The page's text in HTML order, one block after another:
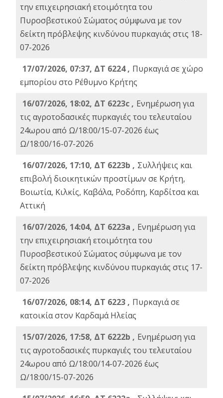
την επιχειρησιακή ετοιμότητα του
Πυροσβεστικού Σώματος σύμφωνα με τον
δείκτη πρόβλεψης κινδύνου πυρκαγιάς στις 18-
07-2026
17/07/2026, 07:37, ΔΤ 6224 , Πυρκαγιά σε χώρο
εμπορίου στο Ρέθυμνο Κρήτης
16/07/2026, 18:02, ΔΤ 6223c , Ενημέρωση για
τις αγροτοδασικές πυρκαγιές του τελευταίου
24ωρου από Ω/18:00/15-07-2026 έως
Ω/18:00/16-07-2026
16/07/2026, 17:10, ΔΤ 6223b , Συλλήψεις και
επιβολή διοικητικών προστίμων σε Κρήτη,
Βοιωτία, Κιλκίς, Καβάλα, Ροδόπη, Καρδίτσα και
Αττική
16/07/2026, 14:04, ΔΤ 6223a , Ενημέρωση για
την επιχειρησιακή ετοιμότητα του
Πυροσβεστικού Σώματος σύμφωνα με τον
δείκτη πρόβλεψης κινδύνου πυρκαγιάς στις 17-
07-2026
16/07/2026, 08:14, ΔΤ 6223 , Πυρκαγιά σε
κατοικία στον Καρδαμά Ηλείας
15/07/2026, 17:58, ΔΤ 6222b , Ενημέρωση για
τις αγροτοδασικές πυρκαγιές του τελευταίου
24ωρου από Ω/18:00/14-07-2026 έως
Ω/18:00/15-07-2026